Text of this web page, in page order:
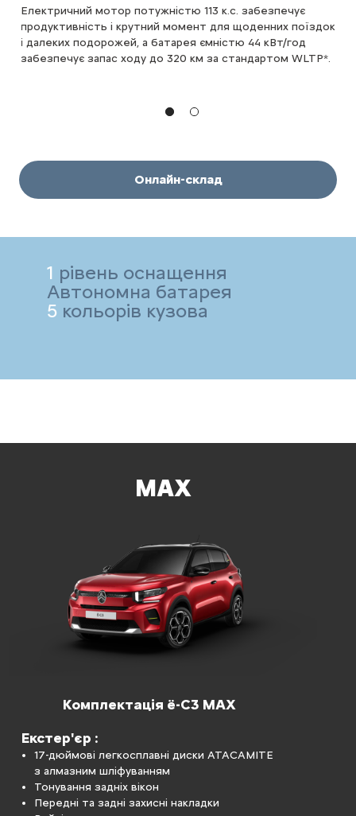
Електричний мотор потужністю 113 к.с. забезпечує
продуктивність і крутний момент для щоденних поїздок
і далеких подорожей, а батарея ємністю 44 кВт/год
забезпечує запас ходу до 320 км за стандартом WLTP*.
Онлайн-склад
1 рівень оснащення
Автономна батарея
5кольорів кузова
MAX
Комплектація ë-C3 MAX
Екстер'єр :
17-дюймові легкосплавні диски ATACAMITE
з алмазним шліфуванням
Тонування задніх вікон
Передні та задні захисні накладки